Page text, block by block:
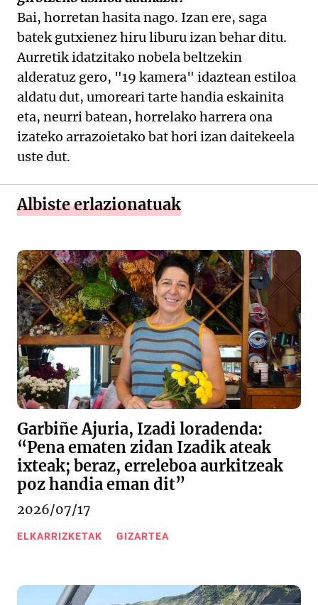
Bai, horretan hasita nago. Izan ere, saga
batek gutxienez hiru liburu izan behar ditu.
Aurretik idatzitako nobela beltzekin
alderatuz gero, "19 kamera" idaztean estiloa
aldatu dut, umoreari tarte handia eskainita
eta, neurri batean, horrelako harrera ona
izateko arrazoietako bat hori izan daitekeela
uste dut.
Albiste erlazionatuak
Garbiñe Ajuria, Izadi loradenda:
“Pena ematen zidan Izadik ateak
ixteak; beraz, erreleboa aurkitzeak
poz handia eman dit”
2026/07/17
ELKARRIZKETAK GIZARTEA